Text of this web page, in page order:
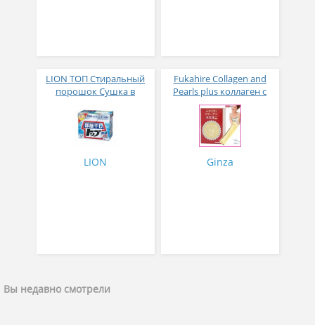
LION ТОП Стиральный
порошок Сушка в
гр
LION
Fukahire Collagen and
Pearls plus коллаген с
жемчужным порошком
№ 30
Ginza
Вы недавно смотрели